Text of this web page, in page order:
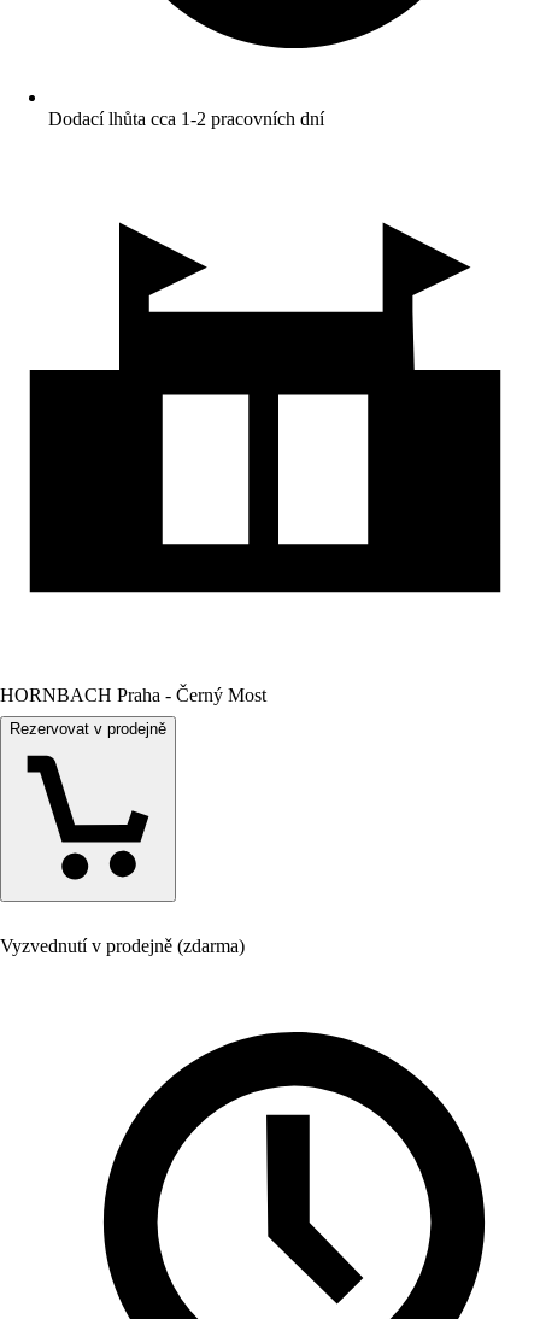
Dodací lhůta cca 1-2 pracovních dní
HORNBACH Praha - Černý Most
Rezervovat v prodejně
Vyzvednutí v prodejně (zdarma)